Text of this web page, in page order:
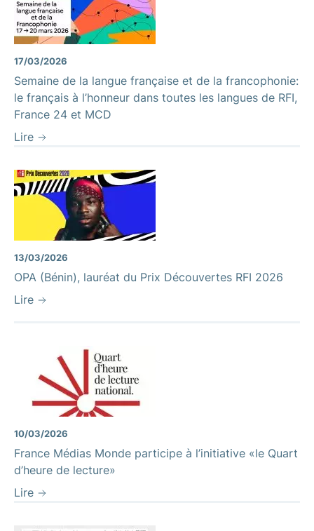
17/03/2026
Semaine de la langue française et de la francophonie:
le français à l’honneur dans toutes les langues de RFI,
France 24 et MCD
Lire
13/03/2026
OPA (Bénin), lauréat du Prix Découvertes RFI 2026
Lire
10/03/2026
France Médias Monde participe à l’initiative «le Quart
d’heure de lecture»
Lire